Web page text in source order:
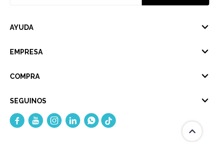
AYUDA
EMPRESA
COMPRA
SEGUINOS
    